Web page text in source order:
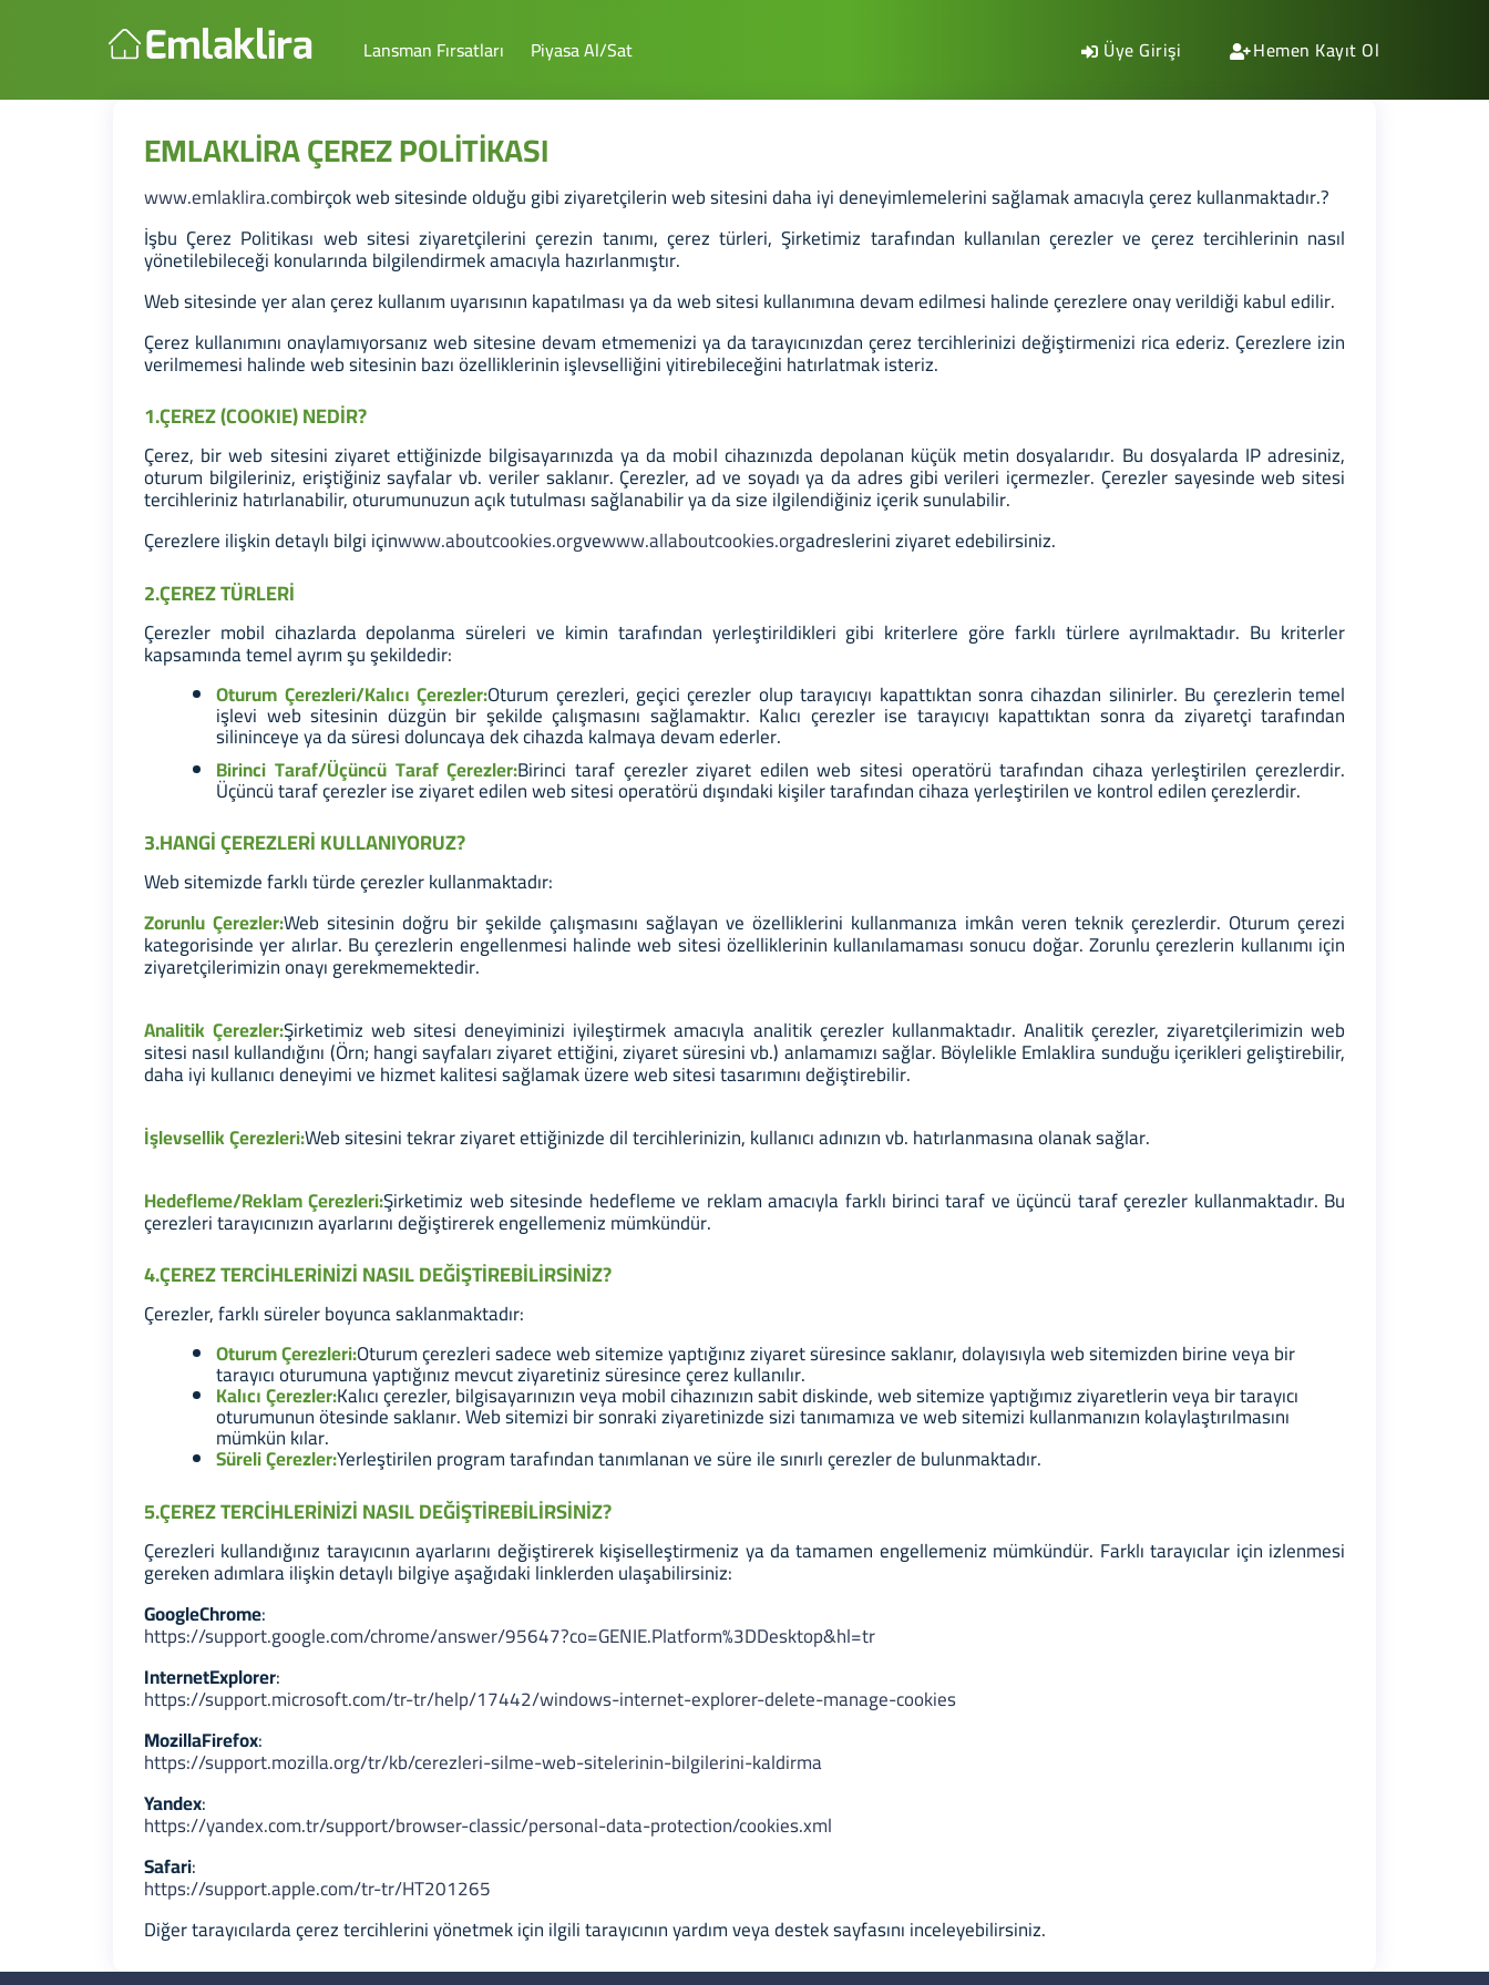
Lansman Fırsatları Piyasa Al/Sat Üye Girişi Hemen Kayıt Ol
EMLAKLİRA ÇEREZ POLİTİKASI
www.emlaklira.combirçok web sitesinde olduğu gibi ziyaretçilerin web sitesini daha iyi deneyimlemelerini sağlamak amacıyla çerez kullanmaktadır.?
İşbu Çerez Politikası web sitesi ziyaretçilerini çerezin tanımı, çerez türleri, Şirketimiz tarafından kullanılan çerezler ve çerez tercihlerinin nasıl
yönetilebileceği konularında bilgilendirmek amacıyla hazırlanmıştır.
Web sitesinde yer alan çerez kullanım uyarısının kapatılması ya da web sitesi kullanımına devam edilmesi halinde çerezlere onay verildiği kabul edilir.
Çerez kullanımını onaylamıyorsanız web sitesine devam etmemenizi ya da tarayıcınızdan çerez tercihlerinizi değiştirmenizi rica ederiz. Çerezlere izin
verilmemesi halinde web sitesinin bazı özelliklerinin işlevselliğini yitirebileceğini hatırlatmak isteriz.
1.ÇEREZ (COOKIE) NEDİR?
Çerez, bir web sitesini ziyaret ettiğinizde bilgisayarınızda ya da mobil cihazınızda depolanan küçük metin dosyalarıdır. Bu dosyalarda IP adresiniz,
oturum bilgileriniz, eriştiğiniz sayfalar vb. veriler saklanır. Çerezler, ad ve soyadı ya da adres gibi verileri içermezler. Çerezler sayesinde web sitesi
tercihleriniz hatırlanabilir, oturumunuzun açık tutulması sağlanabilir ya da size ilgilendiğiniz içerik sunulabilir.
Çerezlere ilişkin detaylı bilgi içinwww.aboutcookies.orgvewww.allaboutcookies.orgadreslerini ziyaret edebilirsiniz.
2.ÇEREZ TÜRLERİ
Çerezler mobil cihazlarda depolanma süreleri ve kimin tarafından yerleştirildikleri gibi kriterlere göre farklı türlere ayrılmaktadır. Bu kriterler
kapsamında temel ayrım şu şekildedir:
Oturum Çerezleri/Kalıcı Çerezler:Oturum çerezleri, geçici çerezler olup tarayıcıyı kapattıktan sonra cihazdan silinirler. Bu çerezlerin temel
işlevi web sitesinin düzgün bir şekilde çalışmasını sağlamaktır. Kalıcı çerezler ise tarayıcıyı kapattıktan sonra da ziyaretçi tarafından
silininceye ya da süresi doluncaya dek cihazda kalmaya devam ederler.
Birinci Taraf/Üçüncü Taraf Çerezler:Birinci taraf çerezler ziyaret edilen web sitesi operatörü tarafından cihaza yerleştirilen çerezlerdir.
Üçüncü taraf çerezler ise ziyaret edilen web sitesi operatörü dışındaki kişiler tarafından cihaza yerleştirilen ve kontrol edilen çerezlerdir.
3.HANGİ ÇEREZLERİ KULLANIYORUZ?
Web sitemizde farklı türde çerezler kullanmaktadır:
Zorunlu Çerezler:Web sitesinin doğru bir şekilde çalışmasını sağlayan ve özelliklerini kullanmanıza imkân veren teknik çerezlerdir. Oturum çerezi
kategorisinde yer alırlar. Bu çerezlerin engellenmesi halinde web sitesi özelliklerinin kullanılamaması sonucu doğar. Zorunlu çerezlerin kullanımı için
ziyaretçilerimizin onayı gerekmemektedir.
Analitik Çerezler:Şirketimiz web sitesi deneyiminizi iyileştirmek amacıyla analitik çerezler kullanmaktadır. Analitik çerezler, ziyaretçilerimizin web
sitesi nasıl kullandığını (Örn; hangi sayfaları ziyaret ettiğini, ziyaret süresini vb.) anlamamızı sağlar. Böylelikle Emlaklira sunduğu içerikleri geliştirebilir,
daha iyi kullanıcı deneyimi ve hizmet kalitesi sağlamak üzere web sitesi tasarımını değiştirebilir.
İşlevsellik Çerezleri:Web sitesini tekrar ziyaret ettiğinizde dil tercihlerinizin, kullanıcı adınızın vb. hatırlanmasına olanak sağlar.
Hedefleme/Reklam Çerezleri:Şirketimiz web sitesinde hedefleme ve reklam amacıyla farklı birinci taraf ve üçüncü taraf çerezler kullanmaktadır. Bu
çerezleri tarayıcınızın ayarlarını değiştirerek engellemeniz mümkündür.
4.ÇEREZ TERCİHLERİNİZİ NASIL DEĞİŞTİREBİLİRSİNİZ?
Çerezler, farklı süreler boyunca saklanmaktadır:
Oturum Çerezleri:Oturum çerezleri sadece web sitemize yaptığınız ziyaret süresince saklanır, dolayısıyla web sitemizden birine veya bir
tarayıcı oturumuna yaptığınız mevcut ziyaretiniz süresince çerez kullanılır.
Kalıcı Çerezler:Kalıcı çerezler, bilgisayarınızın veya mobil cihazınızın sabit diskinde, web sitemize yaptığımız ziyaretlerin veya bir tarayıcı
oturumunun ötesinde saklanır. Web sitemizi bir sonraki ziyaretinizde sizi tanımamıza ve web sitemizi kullanmanızın kolaylaştırılmasını
mümkün kılar.
Süreli Çerezler:Yerleştirilen program tarafından tanımlanan ve süre ile sınırlı çerezler de bulunmaktadır.
5.ÇEREZ TERCİHLERİNİZİ NASIL DEĞİŞTİREBİLİRSİNİZ?
Çerezleri kullandığınız tarayıcının ayarlarını değiştirerek kişiselleştirmeniz ya da tamamen engellemeniz mümkündür. Farklı tarayıcılar için izlenmesi
gereken adımlara ilişkin detaylı bilgiye aşağıdaki linklerden ulaşabilirsiniz:
GoogleChrome:
https://support.google.com/chrome/answer/95647?co=GENIE.Platform%3DDesktop&hl=tr
InternetExplorer:
https://support.microsoft.com/tr-tr/help/17442/windows-internet-explorer-delete-manage-cookies
MozillaFirefox:
https://support.mozilla.org/tr/kb/cerezleri-silme-web-sitelerinin-bilgilerini-kaldirma
Yandex:
https://yandex.com.tr/support/browser-classic/personal-data-protection/cookies.xml
Safari:
https://support.apple.com/tr-tr/HT201265
Diğer tarayıcılarda çerez tercihlerini yönetmek için ilgili tarayıcının yardım veya destek sayfasını inceleyebilirsiniz.